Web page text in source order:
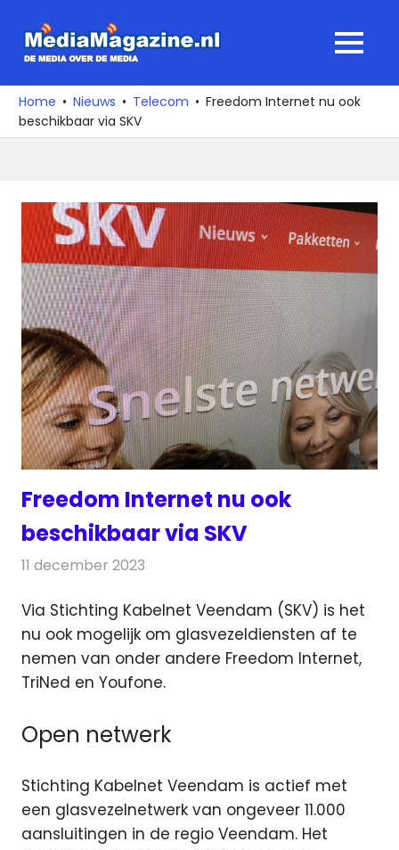
naar
media
over
de
MENU
Home Nieuws Telecom
Freedom Internet nu ook
beschikbaar via SKV
Freedom Internet nu ook
beschikbaar via SKV
11 december 2023
Via Stichting Kabelnet Veendam (SKV) is het
nu ook mogelijk om glasvezeldiensten af te
nemen van onder andere Freedom Internet,
TriNed en Youfone.
Open netwerk
Stichting Kabelnet Veendam is actief met
een glasvezelnetwerk van ongeveer 11.000
aansluitingen in de regio Veendam. Het